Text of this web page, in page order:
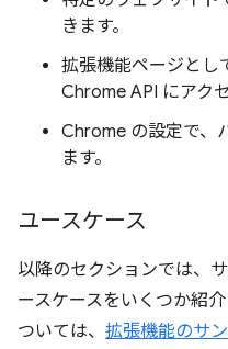
きます。
拡張機能ページとし
Chrome API にアク
Chrome の設定で、
ます。
ユースケース
以降のセクションでは、
ースケースをいくつか紹
ついては、 拡張機能のサ